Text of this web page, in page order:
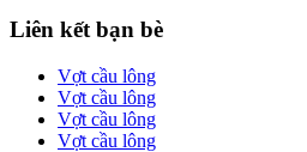
Liên kết bạn bè
Vợt cầu lông
Vợt cầu lông
Vợt cầu lông
Vợt cầu lông